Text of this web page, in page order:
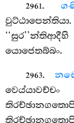
2961.
යොජෙතබ්බං.
2963.න